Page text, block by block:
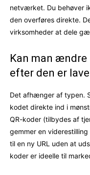
netværket. Du behøver
den overføres direkte.
virksomheder at dele
Kan man ændre
efter den er
Det afhænger af typen.
kodet direkte ind i
QR-koder (tilbydes af
gemmer en
til en ny URL uden at
koder er ideelle til